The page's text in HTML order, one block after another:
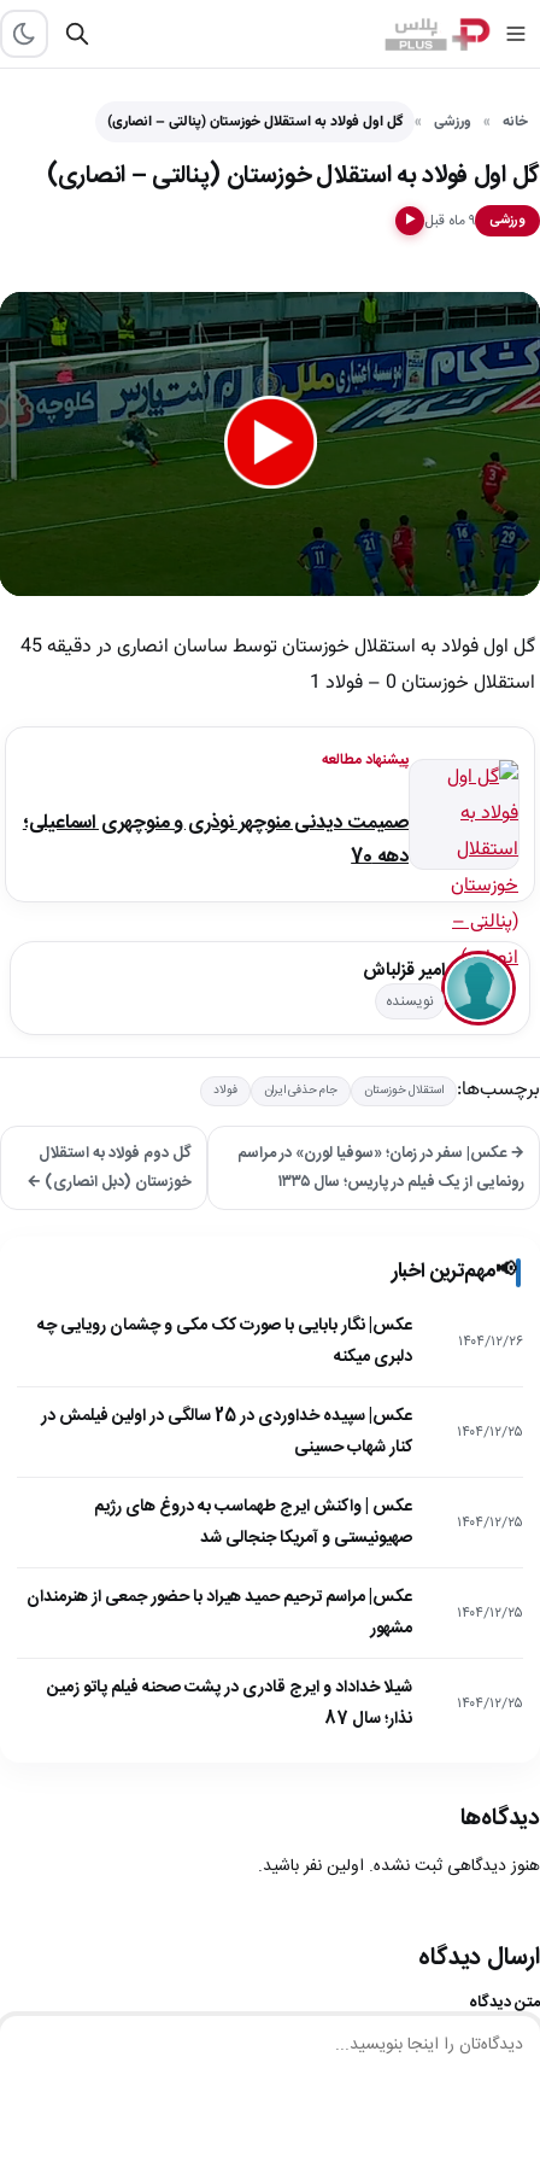
خانه ورزشی گل اول فولاد به استقلال خوزستان (پنالتی – انصاری)
گل اول فولاد به استقلال خوزستان (پنالتی – انصاری)
ورزشی ۹ ماه قبل ▶
گل اول فولاد به استقلال خوزستان توسط ساسان انصاری در دقیقه 45
استقلال خوزستان 0 – فولاد 1
پیشنهاد مطالعه
صمیمت دیدنی منوچهر نوذری و منوچهری اسماعیلی؛
دهه 70
امیر قزلباش
نویسنده
برچسب‌ها: استقلال خوزستان جام حذفی ایران فولاد
→ عکس| سفر در زمان؛ «سوفیا لورن» در مراسم
رونمایی از یک فیلم در پاریس؛ سال ۱۳۳۵
گل دوم فولاد به استقلال
خوزستان (دبل انصاری) ←
📢مهم‌ترین اخبار
۱۴۰۴/۱۲/۲۶
عکس| نگار بابایی با صورت کک مکی و چشمان رویایی چه
دلبری میکنه
۱۴۰۴/۱۲/۲۵
عکس| سپیده خداوردی در 25 سالگی در اولین فیلمش در
کنار شهاب حسینی
۱۴۰۴/۱۲/۲۵
عکس | واکنش ایرج طهماسب به دروغ های رژیم
صهیونیستی و آمریکا جنجالی شد
۱۴۰۴/۱۲/۲۵
عکس| مراسم ترحیم حمید هیراد با حضور جمعی از هنرمندان
مشهور
۱۴۰۴/۱۲/۲۵
شیلا خداداد و ایرج قادری در پشت صحنه فیلم پاتو زمین
نذار؛ سال 87
دیدگاه‌ها
هنوز دیدگاهی ثبت نشده. اولین نفر باشید.
ارسال دیدگاه
متن دیدگاه